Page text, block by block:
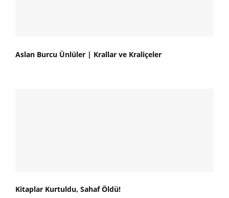
Aslan Burcu Ünlüler | Krallar ve Kraliçeler
Kitaplar Kurtuldu, Sahaf Öldü!